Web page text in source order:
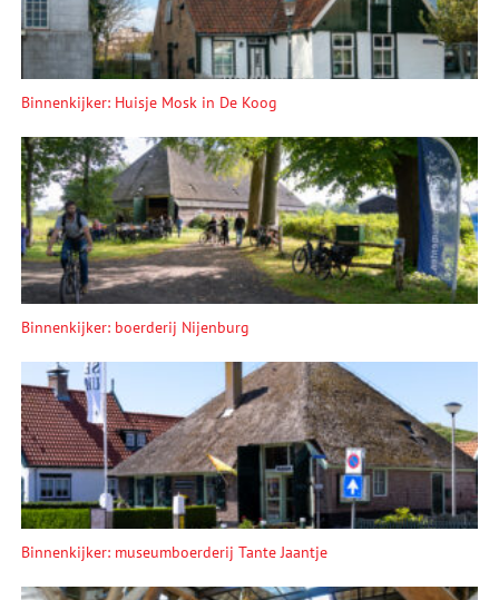
Binnenkijker: Huisje Mosk in De Koog
Binnenkijker: boerderij Nijenburg
Binnenkijker: museumboerderij Tante Jaantje